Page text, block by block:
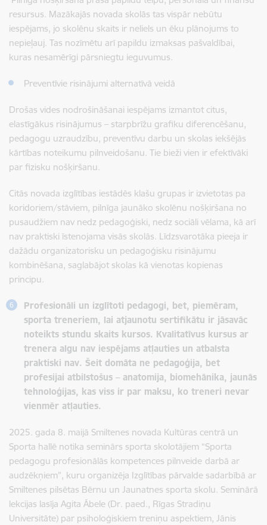
resursus. Mazākajās novada skolās tas vispār nebūtu
iespējams, jo skolēnu skaits ir neliels un ēku plānojums to
nepieļauj. Tas nozīmētu arī papildu izmaksas pašvaldībai,
kuras nesamērīgi pārsniegtu ieguvumus.
Preventīvie risinājumi alternatīvā veidā
Drošas vides nodrošināšanai iespējams izmantot citus,
elastīgākus risinājumus – starpbrīžu grafiku diferencēšanu,
pedagogu uzraudzību, preventīvu darbu un skolas iekšējās
kārtības noteikumu pilnveidošanu. Tie bieži vien ir efektīvāki
par fizisku nošķiršanu.
Citās novada izglītības iestādēs klašu grupas ir izvietotas pa
koridoriem/stāviem, pilnīga jaunāko skolēnu nošķiršana no
pusaudžiem nav nedz pedagoģiski, nedz sociāli vēlama, kā arī
nav praktiski īstenojama visās skolās. Līdzsvarotāka pieeja ir
dažādu organizatorisku un pedagoģisku risinājumu
kombinēšana, saglabājot skolas kā vienotas kopienas
principu.
Profesionāli un izglītoti pedagogi, bet, piemēram,
sporta treneriem, lai atjaunotu sertifikātu ir jāsavāc
noteikts stundu skaits kursos. Kvalitatīvus kursus ar
trenera algu nav iespējams atļauties un atbalsta
praktiski nav. Šeit domāta ne pedagoģija, bet
profesijai atbilstošus – anatomija, biomehānika, jaunās
tehnoloģijas, kas viss ir par maksu, ko treneri nevar
vienmēr atļauties.
2025. gada 8. maijā Smiltenes novada Kultūras centrā un
Sporta hallē notika seminārs sporta skolotājiem “Sporta
pedagogu profesionālās kompetences pilnveide darbā ar
audzēkņiem”, kuru organizēja Izglītības pārvalde sadarbībā ar
Smiltenes pilsētas Bērnu un Jaunatnes sporta skolu. Seminārā
lekcijas lasīja Agita Ābele (Dr. paed., Rīgas Stradiņu
Universitāte) par psiholoģiskiem treniņu aspektiem, Jānis